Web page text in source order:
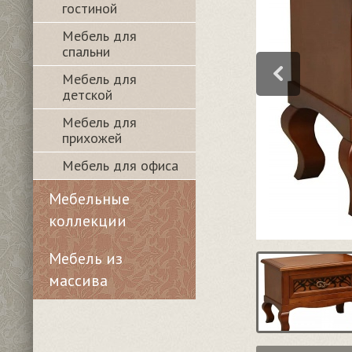
гостиной
Мебель для
спальни
Мебель для
детской
Мебель для
прихожей
Мебель для офиса
Мебельные
коллекции
Мебель из
массива